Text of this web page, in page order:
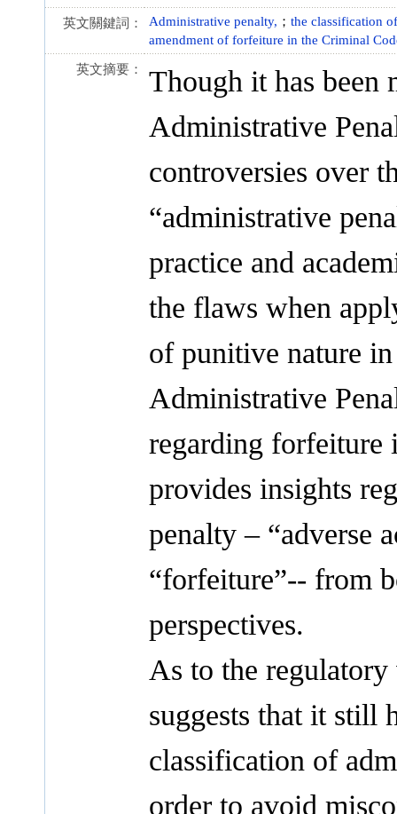
英文關鍵詞： Administrative penalty, ； the classification
amendment of forfeiture in the Criminal
英文摘要：
Though it has been
Administrative
controversies over
“administrative
practice and
the flaws when
of punitive nature
Administrative
regarding forfeiture
provides insights
penalty – “adverse
“forfeiture”-- from
perspectives.
As to the
suggests that it still
classification of
order to avoid